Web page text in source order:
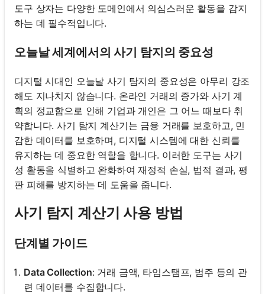
도구 상자는 다양한 도메인에서 의심스러운 활동을 감지
하는 데 필수적입니다.
오늘날 세계에서의 사기 탐지의 중요성
디지털 시대인 오늘날 사기 탐지의 중요성은 아무리 강조
해도 지나치지 않습니다. 온라인 거래의 증가와 사기 계
획의 정교함으로 인해 기업과 개인은 그 어느 때보다 취
약합니다. 사기 탐지 계산기는 금융 거래를 보호하고, 민
감한 데이터를 보호하며, 디지털 시스템에 대한 신뢰를
유지하는 데 중요한 역할을 합니다. 이러한 도구는 사기
성 활동을 식별하고 완화하여 재정적 손실, 법적 결과, 평
판 피해를 방지하는 데 도움을 줍니다.
사기 탐지 계산기 사용 방법
단계별 가이드
Data Collection: 거래 금액, 타임스탬프, 범주 등의 관
련 데이터를 수집합니다.